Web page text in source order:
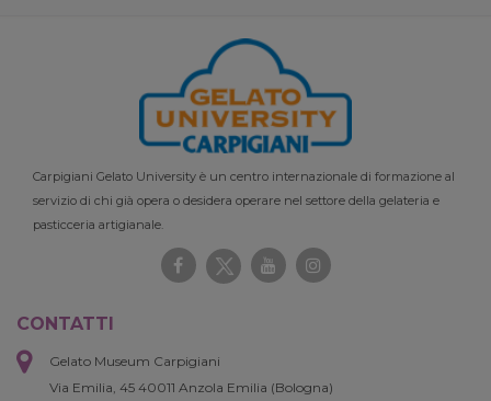
Carpigiani Gelato University è un centro internazionale di formazione al
servizio di chi già opera o desidera operare nel settore della gelateria e
pasticceria artigianale.
CONTATTI
Gelato Museum Carpigiani
Via Emilia, 45 40011 Anzola Emilia (Bologna)